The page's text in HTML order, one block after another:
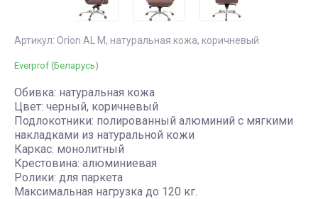
Артикул: Orion AL M, натуральная кожа, коричневый
Everprof (Беларусь)
Обивка: натуральная кожа
Цвет: черный, коричневый
Подлокотники: полированный алюминий с мягкими
накладками из натуральной кожи
Каркас: монолитный
Крестовина: алюминиевая
Ролики: для паркета
Максимальная нагрузка до 120 кг.